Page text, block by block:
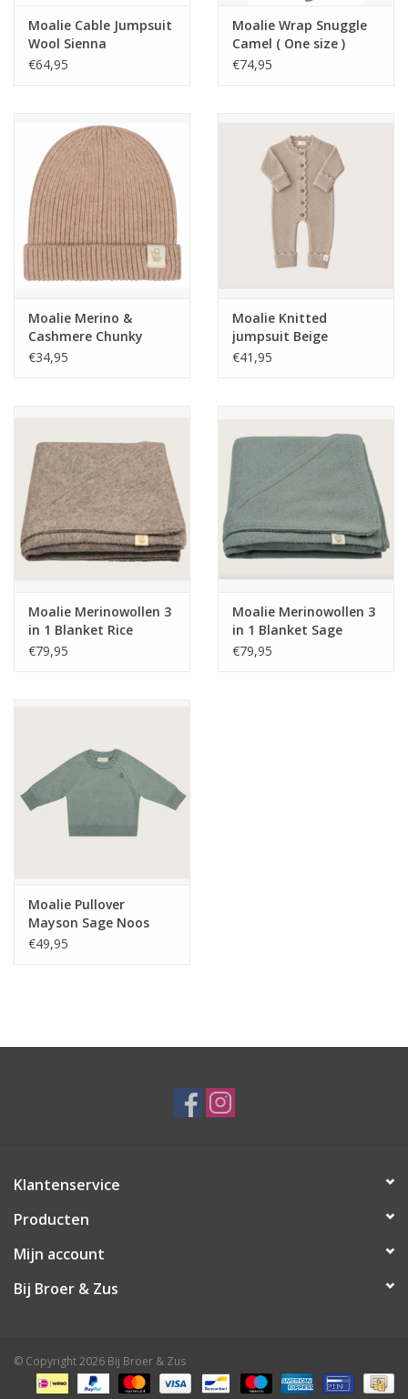
Moalie Cable Jumpsuit
Wool Sienna
€64,95
Moalie Wrap Snuggle
Camel ( One size )
€74,95
Moalie Merino &
Cashmere Chunky
Beanie Sienna
€34,95
Moalie Knitted
jumpsuit Beige
€41,95
Moalie Merinowollen 3
in 1 Blanket Rice
Flower 80x80
€79,95
Moalie Merinowollen 3
in 1 Blanket Sage
80x80
€79,95
Moalie Pullover
Mayson Sage Noos
€49,95
Klantenservice
Producten
Mijn account
Bij Broer & Zus
© Copyright 2026 Bij Broer & Zus